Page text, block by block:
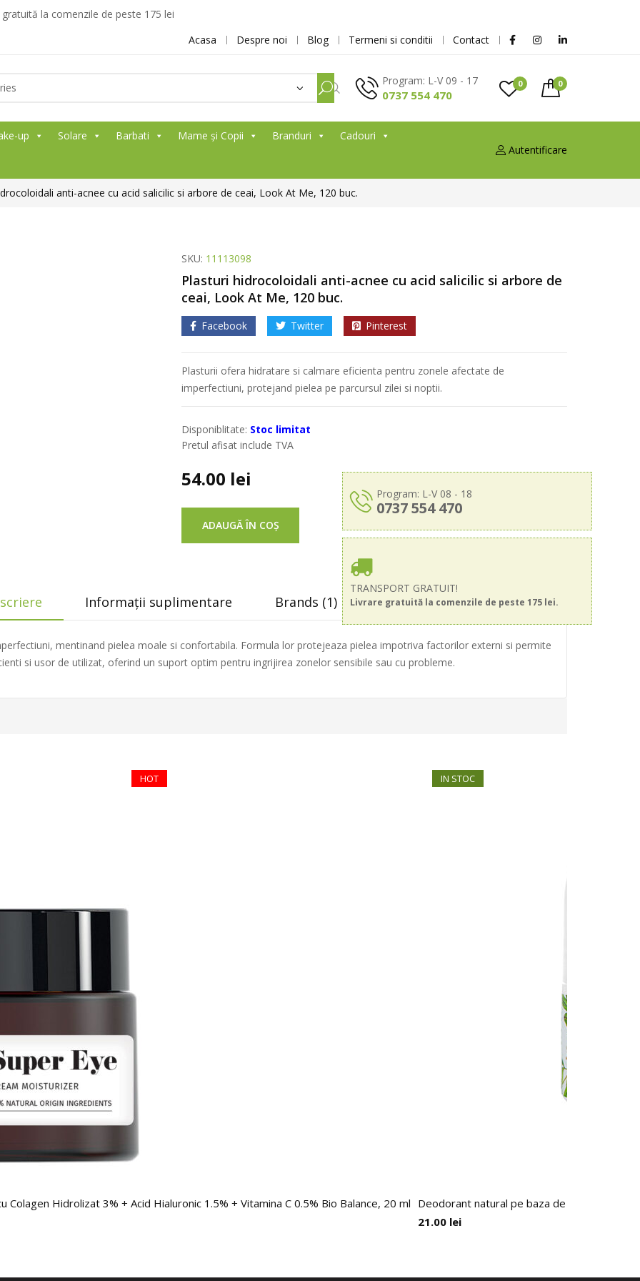
la comenzile de peste 175 lei
Acasa
Despre noi Blog Termeni si conditii Contact
Program: L-V 09 - 17
0737 554 470
0 0
up Solare Barbati Mame și Copii Branduri
Cadouri
Autentificare
anti-acnee cu acid salicilic si arbore de ceai, Look At Me, 120 buc.
SKU: 11113098
Plasturi hidrocoloidali anti-acnee cu acid salicilic si arbore de
ceai, Look At Me, 120 buc.
Facebook Twitter Pinterest
Plasturii ofera hidratare si calmare eficienta pentru zonele afectate de
imperfectiuni, protejand pielea pe parcursul zilei si noptii.
Disponiblitate: Stoc limitat
Pretul afisat include TVA
Program: L-V 08 - 18
0737 554 470
TRANSPORT GRATUIT!
Livrare gratuită la comenzile de peste 175 lei.
54.00 lei
ADAUGĂ ÎN COȘ
Informații suplimentare Brands (1)
mentinand pielea moale si confortabila. Formula lor protejeaza pielea impotriva factorilor externi si permite
si usor de utilizat, oferind un suport optim pentru ingrijirea zonelor sensibile sau cu probleme.
HOT
Hidrolizat 3% + Acid Hialuronic 1.5% + Vitamina C 0.5% Bio Balance, 20 ml
IN STOC
Deodorant natural pe baza de piatra de
21.00 lei